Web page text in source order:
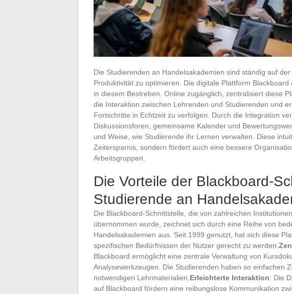
Die Studierenden an Handelsakademien sind ständig auf
Produktivität zu optimieren. Die digitale Plattform
in diesem Bestreben. Online zugänglich, zentralisiert diese
die Interaktion zwischen Lehrenden und Studierenden und
Fortschritte in Echtzeit zu verfolgen. Durch die Integration
Diskussionsforen, gemeinsame Kalender und
und Weise, wie Studierende ihr Lernen verwalten. Diese
Zeitersparnis, sondern fördert auch eine bessere
Arbeitsgruppen.
Die Vorteile der Blackboard-
Studierende an
Die Blackboard-Schnittstelle, die von zahlreichen
übernommen wurde, zeichnet sich durch eine Reihe von
Handelsakademien aus. Seit 1999 genutzt, hat sich diese
spezifischen Bedürfnissen der Nutzer gerecht zu werden.
Blackboard ermöglicht eine zentrale Verwaltung von
Analysewerkzeugen. Die Studierenden haben so einfachen
notwendigen Lehrmaterialien. Erleichterte Interaktion: Die
auf Blackboard fördern eine reibungslose Kommunikation